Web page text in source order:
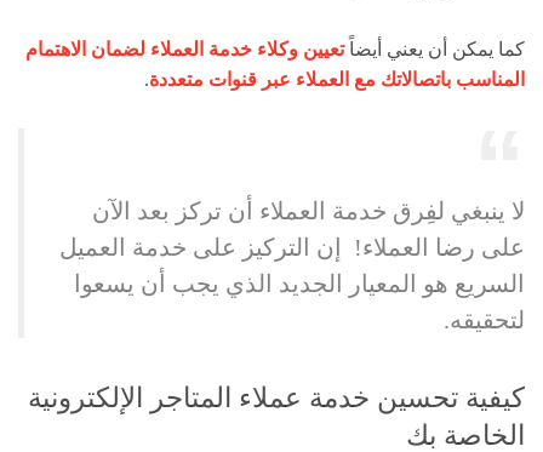
كما يمكن أن يعني أيضاًتعيين وكلاء خدمة العملاء لضمان الاهتمام
المناسب باتصالاتك مع العملاء عبر قنوات متعددة.
لا ينبغي لفِرق خدمة العملاء أن تركز بعد الآن
على رضا العملاء! إن التركيز على خدمة العميل
السريع هو المعيار الجديد الذي يجب أن يسعوا
لتحقيقه.
كيفية تحسين خدمة عملاء المتاجر الإلكترونية
الخاصة بك